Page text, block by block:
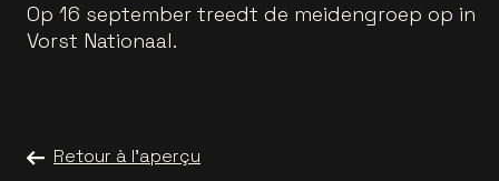
Op 16 september treedt de meidengroep op in
Vorst Nationaal.
Retour à l'aperçu